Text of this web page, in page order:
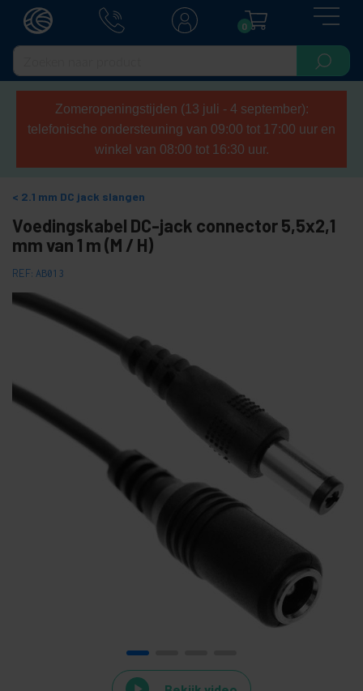
0
Zomeropeningstijden (13 juli - 4 september):
telefonische ondersteuning van 09:00 tot 17:00 uur en
winkel van 08:00 tot 16:30 uur.
2.1 mm DC jack slangen
Voedingskabel DC-jack connector 5,5x2,1
mm van 1 m (M / H)
REF: AB013